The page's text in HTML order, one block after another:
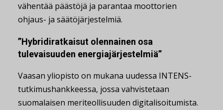
vähentää päästöjä ja parantaa moottorien
ohjaus- ja säätöjärjestelmiä.
”Hybridiratkaisut olennainen osa
tulevaisuuden energiajärjestelmiä”
Vaasan yliopisto on mukana uudessa INTENS-
tutkimushankkeessa, jossa vahvistetaan
suomalaisen meriteollisuuden digitalisoitumista.